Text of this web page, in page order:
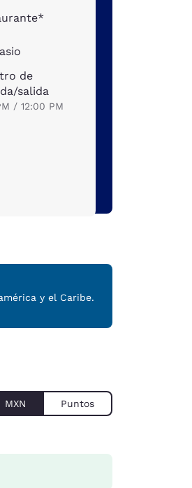
de
salida
/ 12:00 PM
y el Caribe.
MXN Puntos